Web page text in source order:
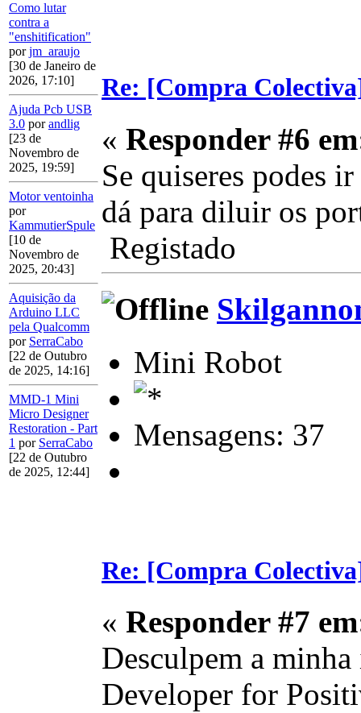
Como lutar
contra a
"enshitification"
porjm_araujo
[30 de Janeiro de
2026, 17:10]
Ajuda Pcb USB
3.0 porandlig
[23 de
Novembro de
2025, 19:59]
Motor ventoinha
por
KammutierSpule
[10 de
Novembro de
2025, 20:43]
Aquisição da
Arduino LLC
pela Qualcomm
por SerraCabo
[22 de Outubro
de 2025, 14:16]
MMD-1 Mini
Micro Designer
Restoration - Part
1 por SerraCabo
[22 de Outubro
de 2025, 12:44]
Re: [Compra
« Responder #6
Se quiseres podes
dá para diluir os
Registado
Mini Robot
Mensagens: 37
Re: [Compra
« Responder #7
Desculpem a
Developer for